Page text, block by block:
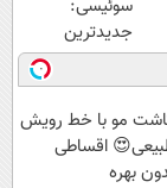
سوئیسی:
جدیدترین
فناوری اروپا،
سبک و مقاوم |
پرداخت قسطی
مو با خط رویش
اقساطی
بهره